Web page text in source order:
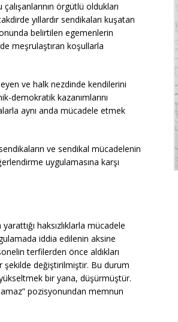
örgütlü oldukları
yıllardır sendikaları kuşatan
belirtilen egemenlerin
meşrulaştıran koşullarla
ve halk nezdinde kendilerini
demokratik kazanımlarını
aynı anda mücadele etmek
ve sendikal mücadelenin
uygulamasına karşı
haksızlıklarla mücadele
iddia edilenin aksine
terfilerden önce aldıkları
şekilde değiştirilmiştir. Bu durum
bir yana, düşürmüştür.
pozisyonundan memnun